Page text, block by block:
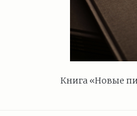
Книга «Новые